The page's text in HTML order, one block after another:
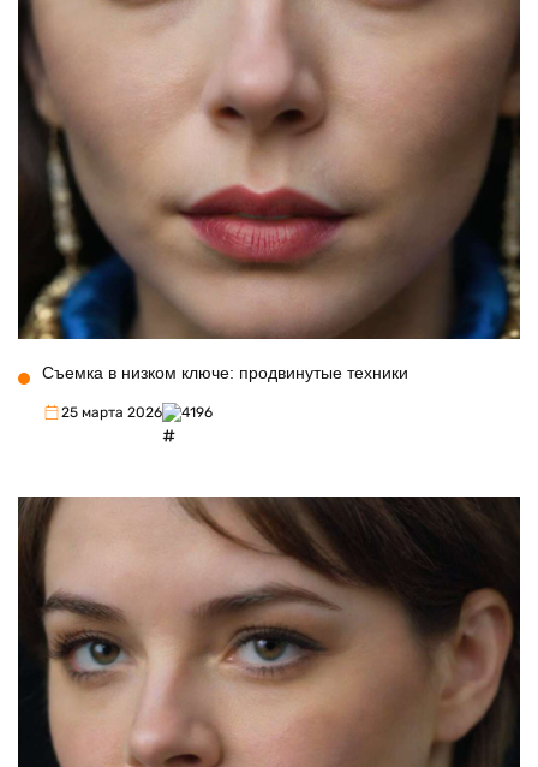
Съемка в низком ключе: продвинутые техники
25 марта 2026 4196